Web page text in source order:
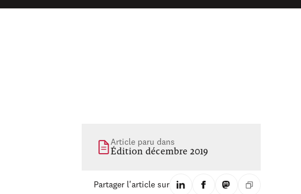
Article paru dans
Édition décembre 2019
Partager l'article sur